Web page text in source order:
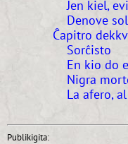
Jen kiel,
Denove
Ĉapitro
Sorĉisto
En kio do
Nigra
La afero,
Publikigita: